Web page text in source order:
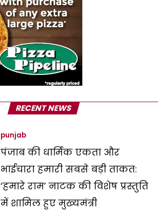
RECENT NEWS
punjab
पंजाब की धार्मिक एकता और
भाईचारा हमारी सबसे बड़ी ताकत:
‘हमारे राम’ नाटक की विशेष प्रस्तुति
में शामिल हुए मुख्यमंत्री